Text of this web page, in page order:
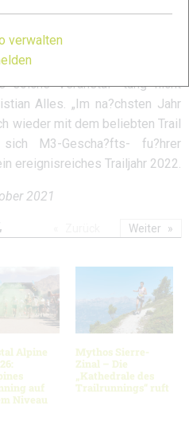
und von anderswo
Team des Burggasthofs
solche Veranstal- tung nicht
Alles. „Im na?chsten Jahr
wieder mit dem beliebten Trail
M3-Gescha?fts- fu?hrer
ereignisreiches Trailjahr 2022.
2021
Alpine
auf
Niveau
Mythos Sierre-
Zinal – Die
„Kathedrale des
Trailrunnings“ ruft
Weiter
verwalten